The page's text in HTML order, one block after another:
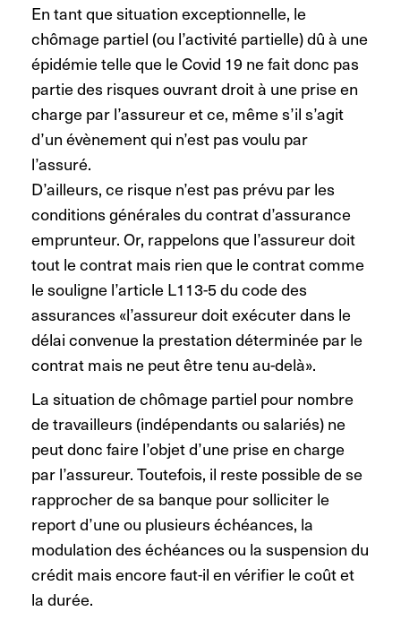
En tant que situation exceptionnelle, le
chômage partiel (ou l’activité partielle) dû à une
épidémie telle que le Covid 19 ne fait donc pas
partie des risques ouvrant droit à une prise en
charge par l’assureur et ce, même s’il s’agit
d’un évènement qui n’est pas voulu par
l’assuré.
D’ailleurs, ce risque n’est pas prévu par les
conditions générales du contrat d’assurance
emprunteur. Or, rappelons que l’assureur doit
tout le contrat mais rien que le contrat comme
le souligne l’article L113-5 du code des
assurances «l’assureur doit exécuter dans le
délai convenue la prestation déterminée par le
contrat mais ne peut être tenu au-delà».
La situation de chômage partiel pour nombre
de travailleurs (indépendants ou salariés) ne
peut donc faire l’objet d’une prise en charge
par l’assureur. Toutefois, il reste possible de se
rapprocher de sa banque pour solliciter le
report d’une ou plusieurs échéances, la
modulation des échéances ou la suspension du
crédit mais encore faut-il en vérifier le coût et
la durée.